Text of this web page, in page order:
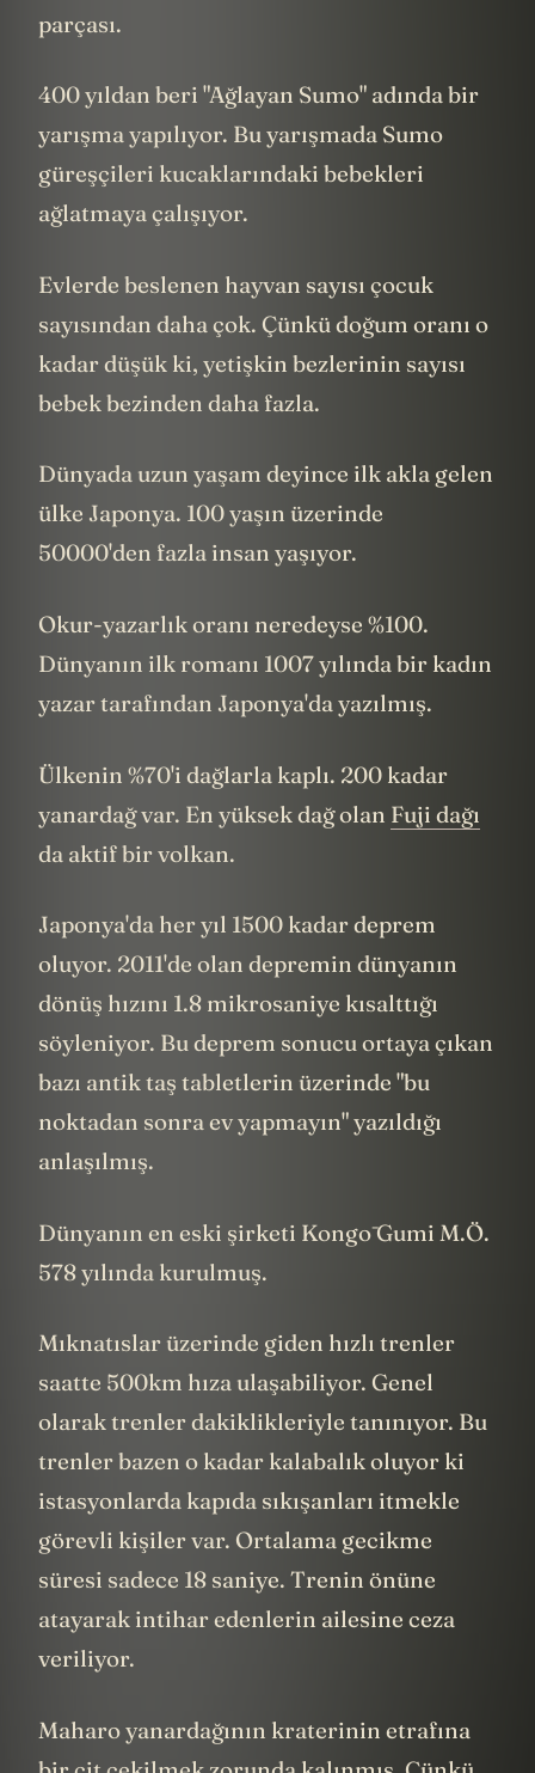
parçası.
400 yıldan beri "Ağlayan Sumo" adında bir
yarışma yapılıyor. Bu yarışmada Sumo
güreşçileri kucaklarındaki bebekleri
ağlatmaya çalışıyor.
Evlerde beslenen hayvan sayısı çocuk
sayısından daha çok. Çünkü doğum oranı o
kadar düşük ki, yetişkin bezlerinin sayısı
bebek bezinden daha fazla.
Dünyada uzun yaşam deyince ilk akla gelen
ülke Japonya. 100 yaşın üzerinde
50000'den fazla insan yaşıyor.
Okur-yazarlık oranı neredeyse %100.
Dünyanın ilk romanı 1007 yılında bir kadın
yazar tarafından Japonya'da yazılmış.
Ülkenin %70'i dağlarla kaplı. 200 kadar
yanardağ var. En yüksek dağ olan Fuji dağı
da aktif bir volkan.
Japonya'da her yıl 1500 kadar deprem
oluyor. 2011'de olan depremin dünyanın
dönüş hızını 1.8 mikrosaniye kısalttığı
söyleniyor. Bu deprem sonucu ortaya çıkan
bazı antik taş tabletlerin üzerinde "bu
noktadan sonra ev yapmayın" yazıldığı
anlaşılmış.
Dünyanın en eski şirketi Kongō Gumi M.Ö.
578 yılında kurulmuş.
Mıknatıslar üzerinde giden hızlı trenler
saatte 500km hıza ulaşabiliyor. Genel
olarak trenler dakiklikleriyle tanınıyor. Bu
trenler bazen o kadar kalabalık oluyor ki
istasyonlarda kapıda sıkışanları itmekle
görevli kişiler var. Ortalama gecikme
süresi sadece 18 saniye. Trenin önüne
atayarak intihar edenlerin ailesine ceza
veriliyor.
Maharo yanardağının kraterinin etrafına